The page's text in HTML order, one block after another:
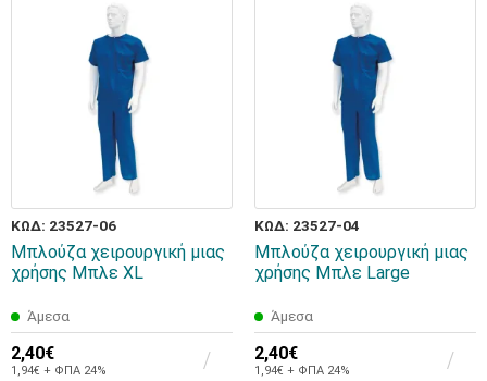
ΚΩΔ: 23527-06
Μπλούζα χειρουργική μιας
χρήσης Μπλε XL
Άμεσα
2,40€
1,94€ + ΦΠΑ 24%
ΚΩΔ: 23527-04
Μπλούζα χειρουργική μιας
χρήσης Μπλε Large
Άμεσα
2,40€
1,94€ + ΦΠΑ 24%